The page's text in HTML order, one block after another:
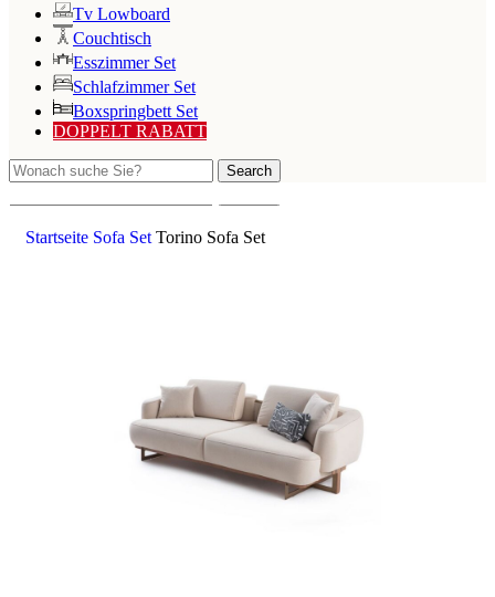
Tv Lowboard
Couchtisch
Esszimmer Set
Schlafzimmer Set
Boxspringbett Set
DOPPELT RABATT
Search
Startseite Sofa Set Torino Sofa Set